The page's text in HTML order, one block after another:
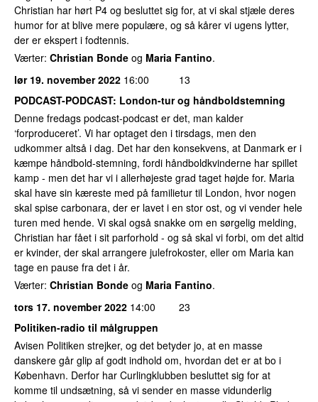
Christian har hørt P4 og besluttet sig for, at vi skal stjæle deres
humor for at blive mere populære, og så kårer vi ugens lytter,
der er ekspert i fodtennis.
Værter: Christian Bonde og Maria Fantino.
lør 19. november 2022 16:00
13
PODCAST-PODCAST: London-tur og håndboldstemning
Denne fredags podcast-podcast er det, man kalder
‘forproduceret’. Vi har optaget den i tirsdags, men den
udkommer altså i dag. Det har den konsekvens, at Danmark er i
kæmpe håndbold-stemning, fordi håndboldkvinderne har spillet
kamp - men det har vi i allerhøjeste grad taget højde for. Maria
skal have sin kæreste med på familietur til London, hvor nogen
skal spise carbonara, der er lavet i en stor ost, og vi vender hele
turen med hende. Vi skal også snakke om en sørgelig melding,
Christian har fået i sit parforhold - og så skal vi forbi, om det altid
er kvinder, der skal arrangere julefrokoster, eller om Maria kan
tage en pause fra det i år.
Værter: Christian Bonde og Maria Fantino.
tors 17. november 2022 14:00
23
Politiken-radio til målgruppen
Avisen Politiken strejker, og det betyder jo, at en masse
danskere går glip af godt indhold om, hvordan det er at bo i
København. Derfor har Curlingklubben besluttet sig for at
komme til undsætning, så vi sender en masse vidunderlig